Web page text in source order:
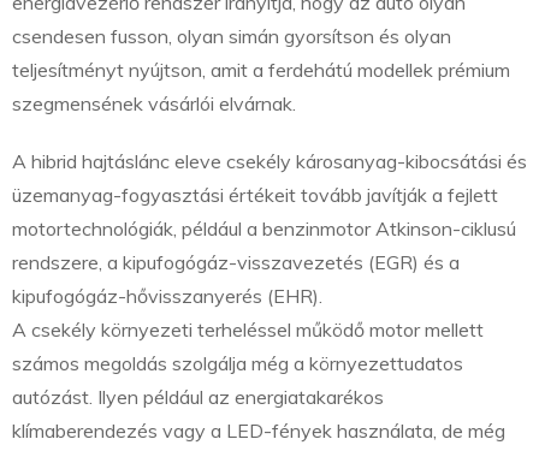
csendesen fusson, olyan simán gyorsítson és olyan
teljesítményt nyújtson, amit a ferdehátú modellek prémium
szegmensének vásárlói elvárnak.
A hibrid hajtáslánc eleve csekély károsanyag-kibocsátási és
üzemanyag-fogyasztási értékeit tovább javítják a fejlett
motortechnológiák, például a benzinmotor Atkinson-ciklusú
rendszere, a kipufogógáz-visszavezetés (EGR) és a
kipufogógáz-hővisszanyerés (EHR).
A csekély környezeti terheléssel működő motor mellett
számos megoldás szolgálja még a környezettudatos
autózást. Ilyen például az energiatakarékos
klímaberendezés vagy a LED-fények használata, de még